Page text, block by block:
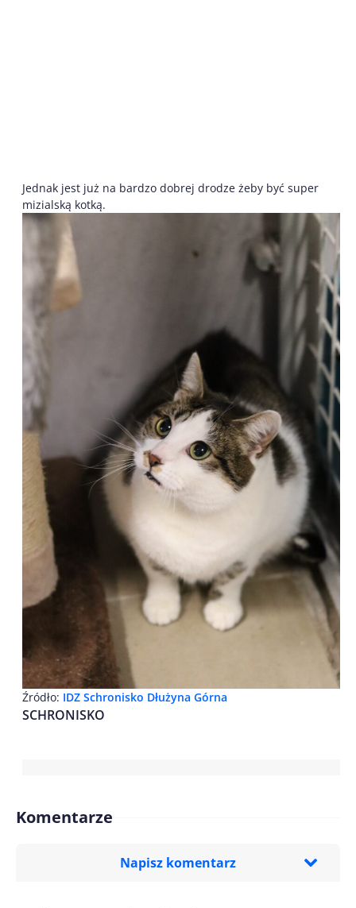
Jednak jest już na bardzo dobrej drodze żeby być super
mizialską kotką.
Źródło: IDZ Schronisko Dłużyna Górna
SCHRONISKO
Komentarze
Napisz komentarz